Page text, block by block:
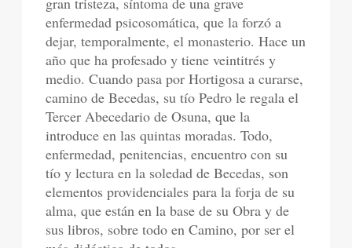
enfermedad psicosomática, que la forzó a
dejar, temporalmente, el monasterio. Hace un
año que ha profesado y tiene veintitrés y
medio. Cuando pasa por Hortigosa a curarse,
camino de Becedas, su tío Pedro le regala el
Tercer Abecedario de Osuna, que la
introduce en las quintas moradas. Todo,
enfermedad, penitencias, encuentro con su
tío y lectura en la soledad de Becedas, son
elementos providenciales para la forja de su
alma, que están en la base de su Obra y de
sus libros, sobre todo en Camino, por ser el